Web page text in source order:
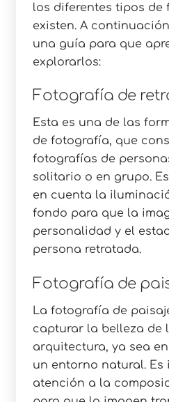
los diferentes tipos de
existen. A
una guía para que
explorarlos:
Fotografía de
Esta es una de las
de fotografía, que
fotografías de
solitario o en grupo.
en cuenta la
fondo para que la
personalidad y el
persona retratada.
Fotografía de
La fotografía de
capturar la belleza de
arquitectura, ya sea
un entorno natural.
atención a la